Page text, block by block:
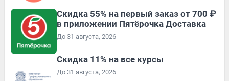
Скидка 55% на первый заказ от 700 ₽
в приложении Пятёрочка Доставка
До 31 августа, 2026
Скидка 11% на все курсы
До 31 августа, 2026